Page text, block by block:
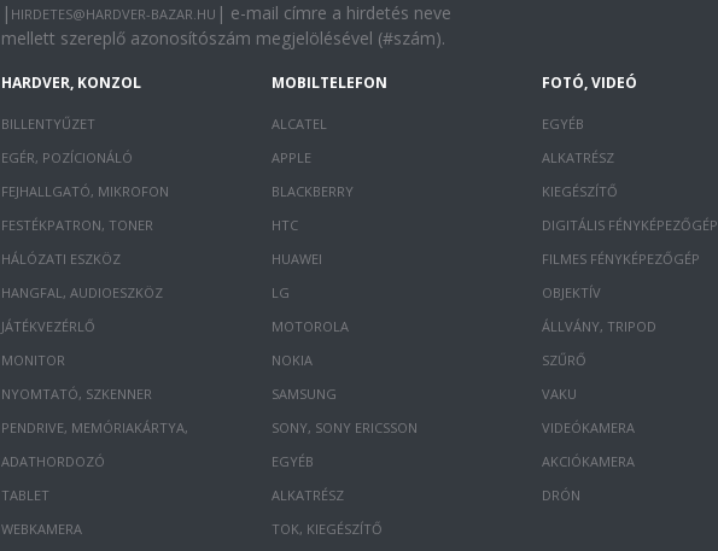
| HIRDETES@HARDVER-BAZAR.HU | e-mail címre a hirdetés neve
mellett szereplő azonosítószám megjelölésével (#szám).
HARDVER, KONZOL
BILLENTYŰZET
EGÉR, POZÍCIONÁLÓ
FEJHALLGATÓ, MIKROFON
FESTÉKPATRON, TONER
HÁLÓZATI ESZKÖZ
HANGFAL, AUDIOESZKÖZ
JÁTÉKVEZÉRLŐ
MONITOR
NYOMTATÓ, SZKENNER
PENDRIVE, MEMÓRIAKÁRTYA,
ADATHORDOZÓ
TABLET
WEBKAMERA
MOBILTELEFON
ALCATEL
APPLE
BLACKBERRY
HTC
HUAWEI
LG
MOTOROLA
NOKIA
SAMSUNG
SONY, SONY ERICSSON
EGYÉB
ALKATRÉSZ
TOK, KIEGÉSZÍTŐ
FOTÓ, VIDEÓ
EGYÉB
ALKATRÉSZ
KIEGÉSZÍTŐ
DIGITÁLIS FÉNYKÉPEZŐGÉP
FILMES FÉNYKÉPEZŐGÉP
OBJEKTÍV
ÁLLVÁNY, TRIPOD
SZŰRŐ
VAKU
VIDEÓKAMERA
AKCIÓKAMERA
DRÓN